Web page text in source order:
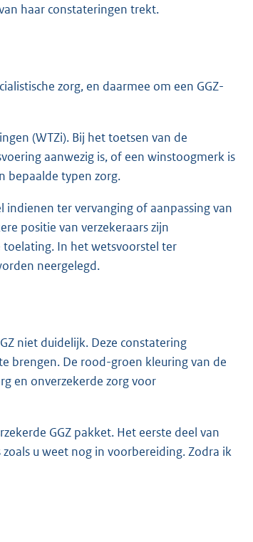
haar constateringen trekt.
zorg, en daarmee om een GGZ-
(WTZi). Bij het toetsen van de
aanwezig is, of een winstoogmerk is
bepaalde typen zorg.
ter vervanging of aanpassing van
positie van verzekeraars zijn
In het wetsvoorstel ter
neergelegd.
niet duidelijk. Deze constatering
brengen. De rood-groen kleuring van de
en onverzekerde zorg voor
GGZ pakket. Het eerste deel van
u weet nog in voorbereiding. Zodra ik